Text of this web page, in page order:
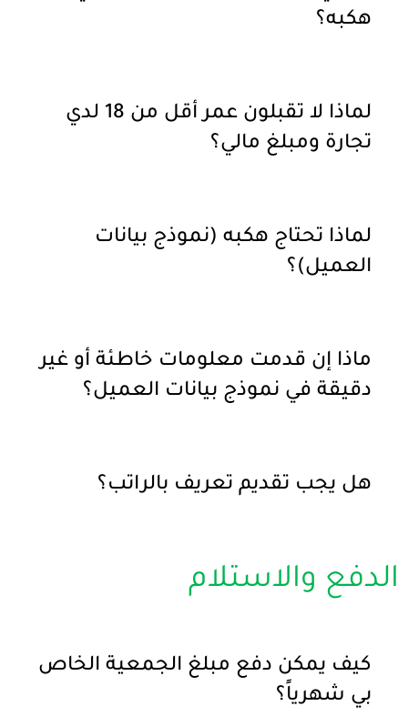
هكبه؟
لماذا لا تقبلون عمر أقل من 18 لدي
تجارة ومبلغ مالي؟
لماذا تحتاج هكبه (نموذج بيانات
العميل)؟
ماذا إن قدمت معلومات خاطئة أو غير
دقيقة في نموذج بيانات العميل؟
هل يجب تقديم تعريف بالراتب؟
الدفع والاستلام
كيف يمكن دفع مبلغ الجمعية الخاص
بي شهرياً؟